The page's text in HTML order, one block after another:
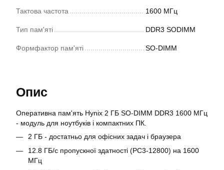
Тактова частота 1600 МГц
Тип пам'яті DDR3 SODIMM
Формфактор пам'яті SO-DIMM
Опис
Оперативна пам'ять Hynix 2 ГБ SO-DIMM DDR3 1600 МГц
- модуль для ноутбуків і компактних ПК.
2 ГБ - достатньо для офісних задач і браузера
12.8 ГБ/с пропускної здатності (PC3-12800) на 1600
МГц